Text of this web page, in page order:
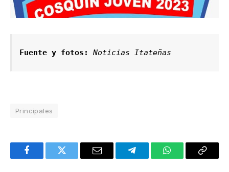
Fuente y fotos: Noticias Itateñas
Principales
FacebookTwitter Email TelegramWhatsAppCopy